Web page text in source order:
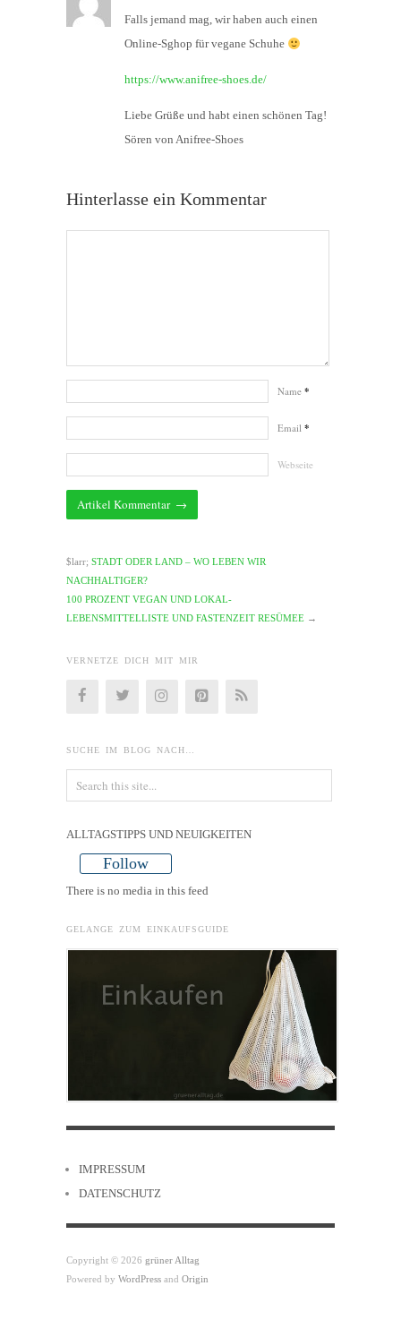
Falls jemand mag, wir haben auch einen
Online-Sghop für vegane Schuhe
https://www.anifree-shoes.de/
Liebe Grüße und habt einen schönen Tag!
Sören von Anifree-Shoes
Hinterlasse ein Kommentar
Name *
Email *
Webseite
$larr; STADT ODER LAND – WO LEBEN WIR
NACHHALTIGER?
100 PROZENT VEGAN UND LOKAL-
LEBENSMITTELLISTE UND FASTENZEIT RESÜMEE →
VERNETZE DICH MIT MIR
SUCHE IM BLOG NACH…
ALLTAGSTIPPS UND NEUIGKEITEN
Follow
There is no media in this feed
GELANGE ZUM EINKAUFSGUIDE
IMPRESSUM
DATENSCHUTZ
Copyright © 2026 grüner Alltag
Powered by WordPress and Origin